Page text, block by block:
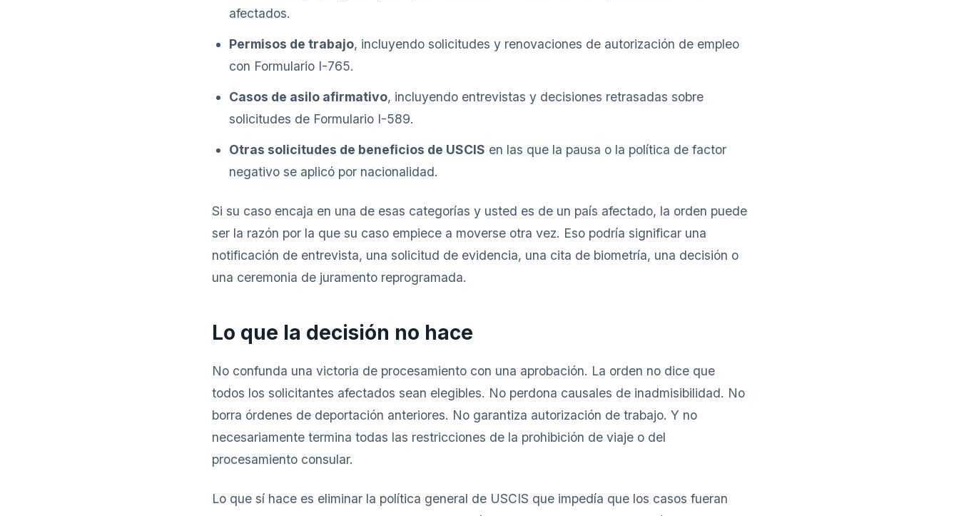
afectados.
Permisos de trabajo, incluyendo solicitudes y renovaciones de autorización de empleo
con Formulario I-765.
Casos de asilo afirmativo, incluyendo entrevistas y decisiones retrasadas sobre
solicitudes de Formulario I-589.
Otras solicitudes de beneficios de USCIS en las que la pausa o la política de factor
negativo se aplicó por nacionalidad.
Si su caso encaja en una de esas categorías y usted es de un país afectado, la orden puede
ser la razón por la que su caso empiece a moverse otra vez. Eso podría significar una
notificación de entrevista, una solicitud de evidencia, una cita de biometría, una decisión o
una ceremonia de juramento reprogramada.
Lo que la decisión no hace
No confunda una victoria de procesamiento con una aprobación. La orden no dice que
todos los solicitantes afectados sean elegibles. No perdona causales de inadmisibilidad. No
borra órdenes de deportación anteriores. No garantiza autorización de trabajo. Y no
necesariamente termina todas las restricciones de la prohibición de viaje o del
procesamiento consular.
Lo que sí hace es eliminar la política general de USCIS que impedía que los casos fueran